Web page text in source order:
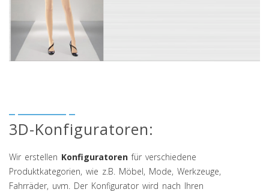
3D-Konfiguratoren:
Wir erstellen Konfiguratoren für verschiedene
Produktkategorien, wie z.B. Möbel, Mode, Werkzeuge,
Fahrräder, uvm. Der Konfigurator wird nach Ihren